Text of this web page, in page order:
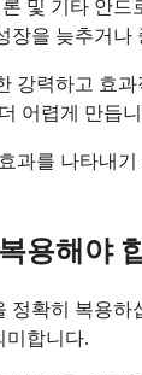
및 기타 안
장을 늦추거나
강력하고 효
어렵게 만듭
과를 나타내
용해야
정확히 복용
미합니다.